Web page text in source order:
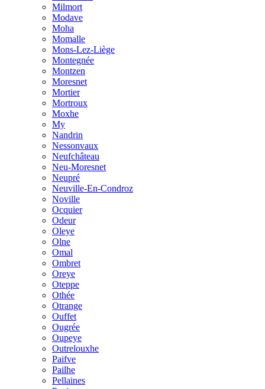
Milmort
Modave
Moha
Momalle
Mons-Lez-Liège
Montegnée
Montzen
Moresnet
Mortier
Mortroux
Moxhe
My
Nandrin
Nessonvaux
Neufchâteau
Neu-Moresnet
Neupré
Neuville-En-Condroz
Noville
Ocquier
Odeur
Oleye
Olne
Omal
Ombret
Oreye
Oteppe
Othée
Otrange
Ouffet
Ougrée
Oupeye
Outrelouxhe
Paifve
Pailhe
Pellaines